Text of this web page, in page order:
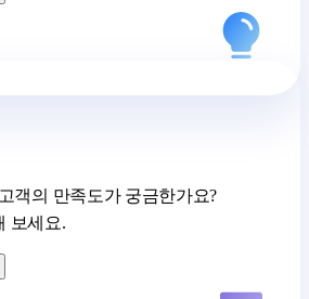
객의 만족도가 궁금한가요?
보세요.